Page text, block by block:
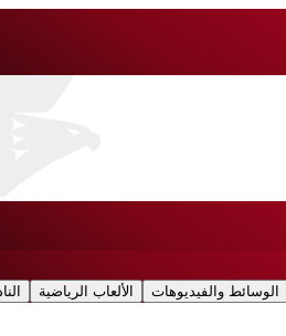
الألعاب الرياضية الوسائط والفيديوهات